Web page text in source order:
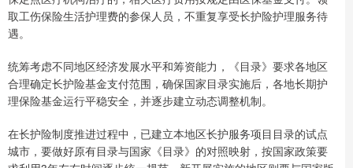
取工伤保险生活护理费的参保人员，不重复享受长护险护理服务待
遇。
统筹考虑不同地区经济发展水平和筹资能力，《目录》要求各地区
合理确定长护险基金支付范围，确保国家目录实施后，各地长期护
理保险基金运行平稳安全，并逐步建立动态调整机制。
在长护险制度推进过程中，已建立本地区长护服务项目目录的试点
城市，要做好原有目录与国家《目录》的对照映射，按国家政策要